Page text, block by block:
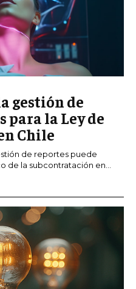
gestión de
para la Ley de
Chile
de reportes puede
la subcontratación en...